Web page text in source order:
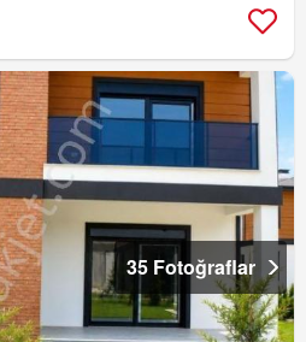
35 Fotoğraflar